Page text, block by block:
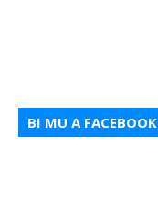
BI MU A FACEBOOK